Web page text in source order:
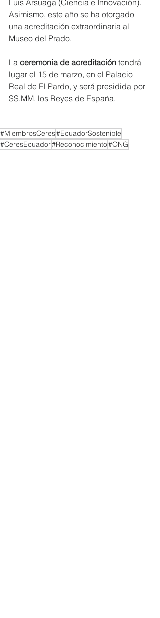
Asimismo, este año se ha otorgado
una acreditación extraordinaria al
Museo del Prado.
La ceremonia de acreditación tendrá
lugar el 15 de marzo, en el Palacio
Real de El Pardo, y será presidida por
SS.MM. los Reyes de España.
#MiembrosCeres#EcuadorSostenible
#CeresEcuador#Reconocimiento#ONG